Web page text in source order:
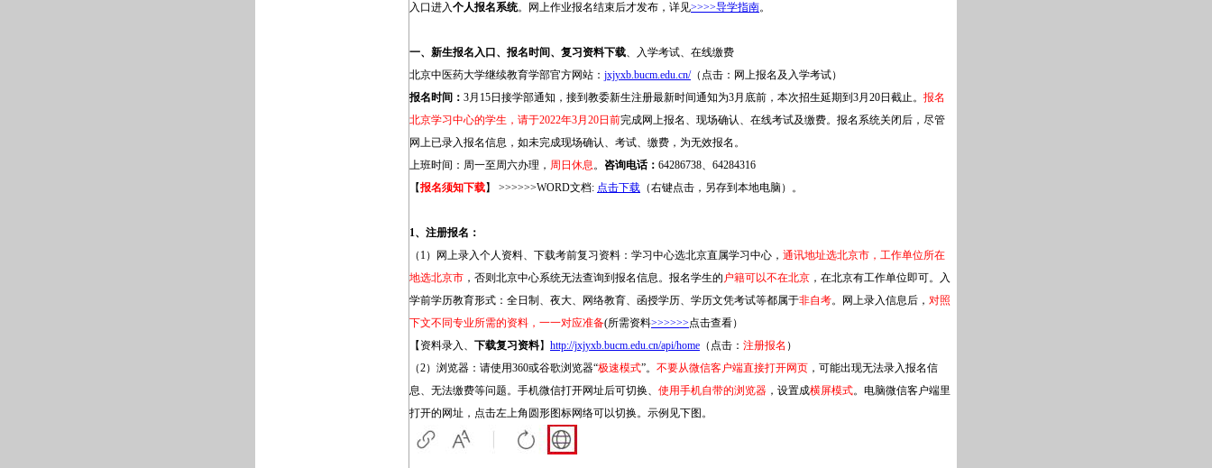
入口进入个人报名系统。网上作业报名结束后才发布，详见>>>>导学指南。
一、新生报名入口、报名时间、复习资料下载、入学考试、在线缴费
北京中医药大学继续教育学部官方网站： jxjyxb.bucm.edu.cn/（点击：网上报名及入学考试）
报名时间： 3月15日接学部通知，接到教委新生注册最新时间通知为3月底前，本次招生延期到3月20日截止。 报名
北京学习中心的学生，请于2022年3月20日前完成网上报名、现场确认、在线考试及缴费。报名系统关闭后，尽管
网上已录入报名信息，如未完成现场确认、考试、缴费，为无效报名。
上班时间：周一至周六办理， 周日休息。 咨询电话： 64286738、64284316
【报名须知下载】 >>>>>>WORD文档: 点击下载 （右键点击，另存到本地电脑）。
1、注册报名：
（1）网上录入个人资料、下载考前复习资料：学习中心选北京直属学习中心， 通讯地址选北京市，工作单位所在
地选北京市 ，否则北京中心系统无法查询到报名信息。报名学生的 户籍可以不在北京 ，在北京有工作单位即可。入
学前学历教育形式：全日制、夜大、网络教育、函授学历、学历文凭考试等都属于非自考。网上录入信息后， 对照
下文不同专业所需的资料，一一对应准备(所需资料>>>>>>点击查看）
【资料录入、 下载复习资料】 http://jxjyxb.bucm.edu.cn/api/home （点击： 注册报名 ）
（2）浏览器：请使用360或谷歌浏览器“极速模式”。 不要从微信客户端直接打开网页 ，可能出现无法录入报名信
息、无法缴费等问题。手机微信打开网址后可切换、 使用手机自带的浏览器 ，设置成横屏模式。电脑微信客户端里
打开的网址，点击左上角圆形图标网络可以切换。示例见下图。